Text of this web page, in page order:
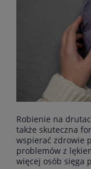
Robienie na
także skuteczna
wspierać zdrowie
problemów z
więcej osób sięga